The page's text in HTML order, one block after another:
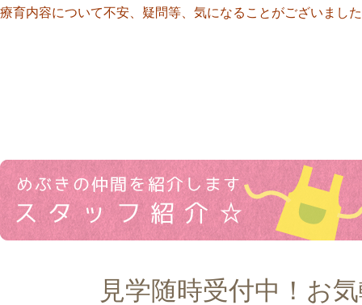
療育内容について不安、疑問等、気になることがございまし
見学随時受付中！お